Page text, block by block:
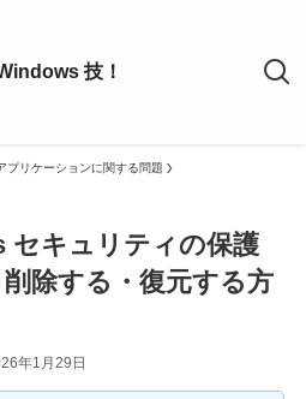
プリケーションに関する問題
セキュリティの保護
除する・復元する方
年1月29日